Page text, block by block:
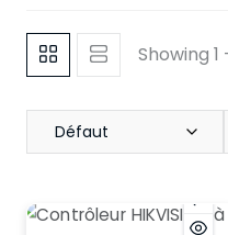
Showing
Défaut